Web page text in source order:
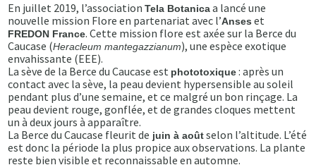
En juillet 2019, l’associationTela Botanicaa lancé une
nouvelle mission Flore en partenariat avec l’Anses et
FREDON France. Cette mission flore est axée sur la Berce du
Caucase (Heracleum mantegazzianum), une espèce exotique
envahissante (EEE).
La sève de la Berce du Caucase est phototoxique: après un
contact avec la sève, la peau devient hypersensible au soleil
pendant plus d’une semaine, et ce malgré un bon rinçage. La
peau devient rouge, gonflée, et de grandes cloques mettent
un à deux jours à apparaître.
La Berce du Caucase fleurit de juin à aoûtselon l’altitude. L’été
est donc la période la plus propice aux observations. La plante
reste bien visible et reconnaissable en automne.